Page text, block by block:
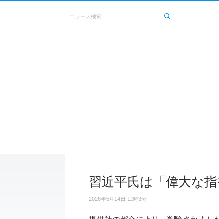
習近平氏は「偉大な
2026年5月14日 12時3分